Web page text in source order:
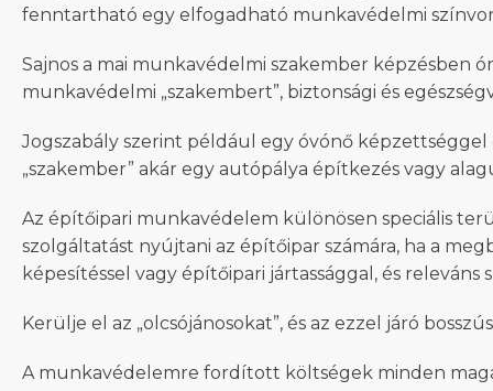
fenntartható egy elfogadható munkavédelmi
Sajnos a mai munkavédelmi szakember képzésben
munkavédelmi „szakembert”, biztonsági és
Jogszabály szerint például egy óvónő
„szakember” akár egy autópálya építkezés vagy
Az építőipari munkavédelem különösen speciális
szolgáltatást nyújtani az építőipar számára, ha a
képesítéssel vagy építőipari jártassággal, és
Kerülje el az „olcsójánosokat”, és az ezzel járó
A munkavédelemre fordított költségek minden